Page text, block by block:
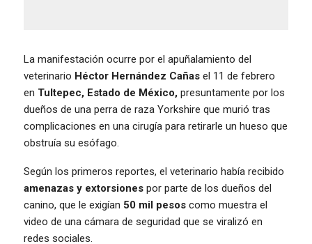
La manifestación ocurre por el apuñalamiento del
veterinario Héctor Hernández Cañas el 11 de febrero
en Tultepec, Estado de México, presuntamente por los
dueños de una perra de raza Yorkshire que murió tras
complicaciones en una cirugía para retirarle un hueso que
obstruía su esófago.
Según los primeros reportes, el veterinario había recibido
amenazas y extorsiones por parte de los dueños del
canino, que le exigían 50 mil pesos como muestra el
video de una cámara de seguridad que se viralizó en
redes sociales.